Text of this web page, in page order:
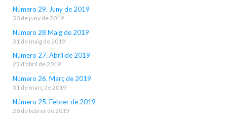
Número 29. Juny de 2019
30 de juny de 2019
Número 28 Maig de 2019
31 de maig de 2019
Número 27. Abril de 2019
22 d'abril de 2019
Número 26. Març de 2019
31 de març de 2019
Número 25. Febrer de 2019
28 de febrer de 2019